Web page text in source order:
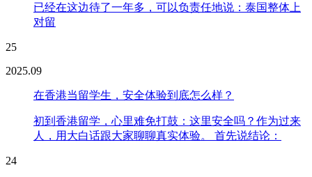
已经在这边待了一年多，可以负责任地说：泰国整体上
对留
25
2025.09
在香港当留学生，安全体验到底怎么样？
初到香港留学，心里难免打鼓：这里安全吗？作为过来
人，用大白话跟大家聊聊真实体验。 首先说结论：
24